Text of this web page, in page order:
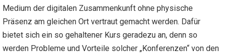
Medium der digitalen Zusammenkunft ohne physische
Präsenz am gleichen Ort vertraut gemacht werden. Dafür
bietet sich ein so gehaltener Kurs geradezu an, denn so
werden Probleme und Vorteile solcher „Konferenzen“ von den